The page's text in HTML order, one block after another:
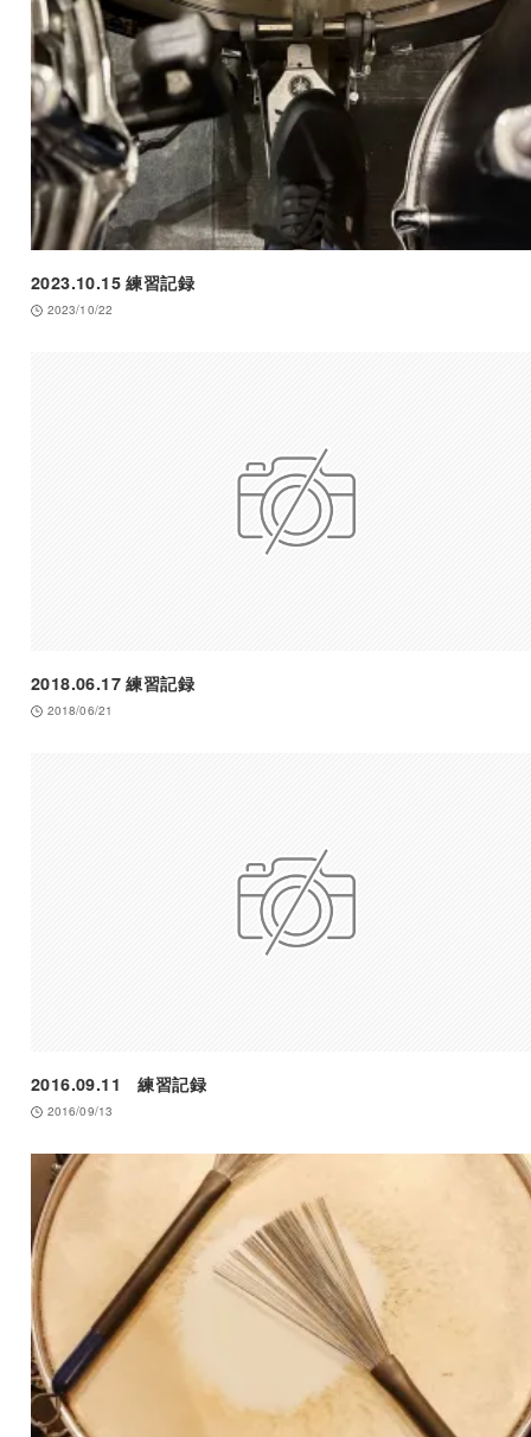
2023.10.15 練習記録
2023/10/22
2018.06.17 練習記録
2018/06/21
2016.09.11 練習記録
2016/09/13